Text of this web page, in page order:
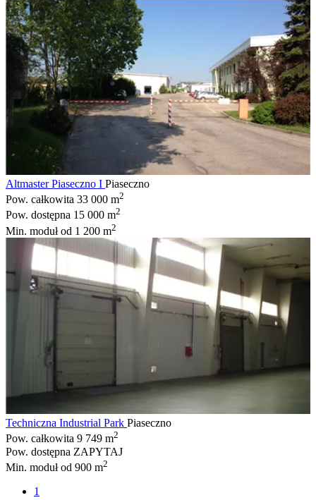
Altmaster Piaseczno I Piaseczno
Pow. całkowita 33 000 m2
Pow. dostępna 15 000 m2
Min. modułod 1 200 m2
Techniczna Industrial Park Piaseczno
Pow. całkowita 9 749 m2
Pow. dostępna ZAPYTAJ
Min. modułod 900 m2
1